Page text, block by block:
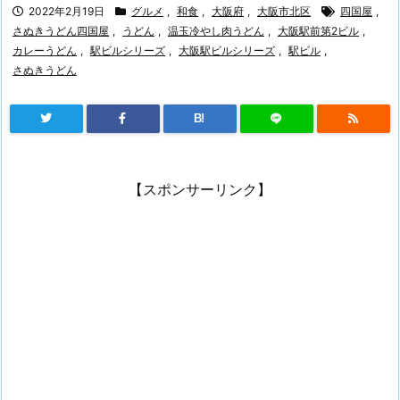
2022年2月19日 グルメ , 和食 , 大阪府 , 大阪市北区 四国屋 ,
さぬきうどん四国屋 , うどん , 温玉冷やし肉うどん , 大阪駅前第2ビル ,
カレーうどん , 駅ビルシリーズ , 大阪駅ビルシリーズ , 駅ビル ,
さぬきうどん
B!
【スポンサーリンク】